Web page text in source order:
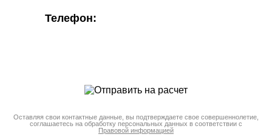
Телефон:
Оставляя свои контактные данные, вы подтверждаете свое совершеннолетие,
соглашаетесь на обработку персональных данных в соответствии с
Правовой информацией